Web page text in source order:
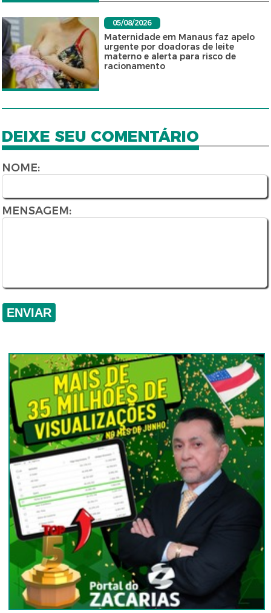
05/08/2026
Maternidade em Manaus faz apelo
urgente por doadoras de leite
materno e alerta para risco de
racionamento
DEIXE SEU COMENTÁRIO
NOME:
MENSAGEM: